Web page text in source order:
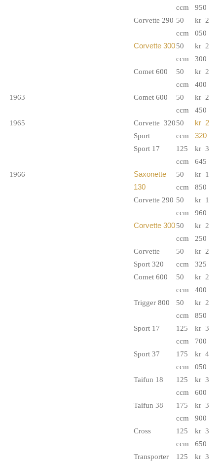
ccm
950
Corvette 290 50
ccm
kr 2
050
Corvette 30050
ccm
kr 2
300
Comet 600
50
ccm
kr 2
400
1963
Comet 600
50
ccm
kr 2
450
1965
Corvette 320
Sport
50
ccm
kr 2
320
Sport 17
125
ccm
kr 3
645
1966
Saxonette
130
50
ccm
kr 1
850
Corvette 290 50
ccm
kr 1
960
Corvette 30050
ccm
kr 2
250
Corvette
Sport 320
50
ccm
kr 2
325
Comet 600
50
ccm
kr 2
400
Trigger 800
50
ccm
kr 2
850
Sport 17
125
ccm
kr 3
700
Sport 37
175
ccm
kr 4
050
Taifun 18
125
ccm
kr 3
600
Taifun 38
175
ccm
kr 3
900
Cross
125
ccm
kr 3
650
Transporter
125
kr 3